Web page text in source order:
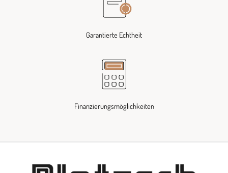
Garantierte Echtheit
Finanzierungsmöglichkeiten